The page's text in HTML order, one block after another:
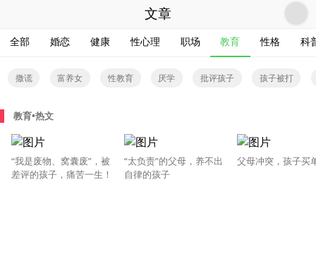
文章
全部 婚恋 健康 性心理 职场 教育 性格 科
撒谎 富养女 性教育 厌学 批评孩子 孩子被打
孤独症
教育•热文
“我是废物、窝囊废”，被
差评的孩子，痛苦一生！
“太负责”的父母，养不出
自律的孩子
父母冲突，孩子买